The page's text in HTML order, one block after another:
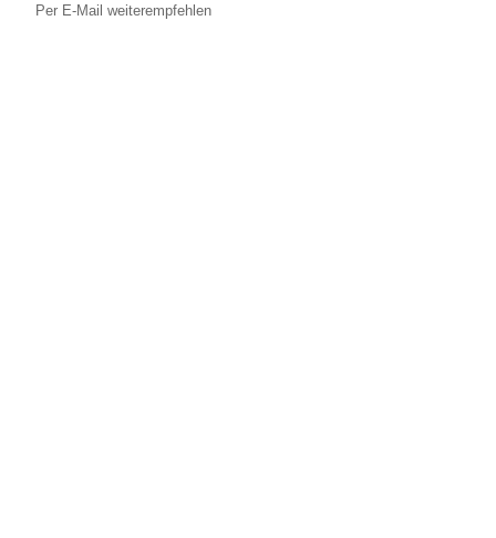
Per E-Mail weiterempfehlen